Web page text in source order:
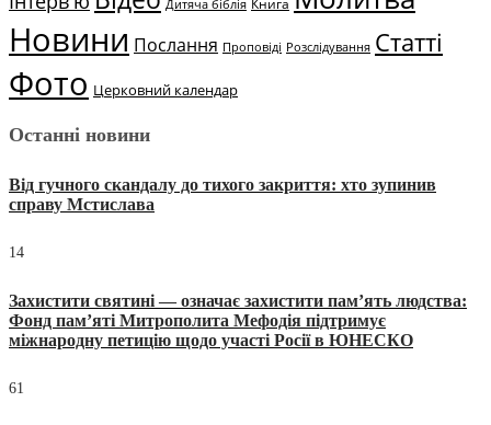
Дитяча біблія
Новини Послання Проповіді Розслідування Статті
Фото Церковний календар
Останні новини
Від гучного скандалу до тихого закриття: хто зупинив
справу Мстислава
14
Захистити святині — означає захистити пам’ять людства:
Фонд пам’яті Митрополита Мефодія підтримує
міжнародну петицію щодо участі Росії в ЮНЕСКО
61